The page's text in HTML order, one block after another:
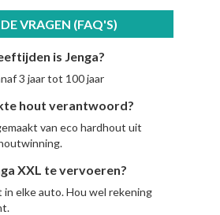
VRAGEN (FAQ'S)
is Jenga?
3 jaar tot 100 jaar
hout verantwoord?
van eco hardhout uit
XXL te vervoeren?
in elke auto. Hou wel rekening